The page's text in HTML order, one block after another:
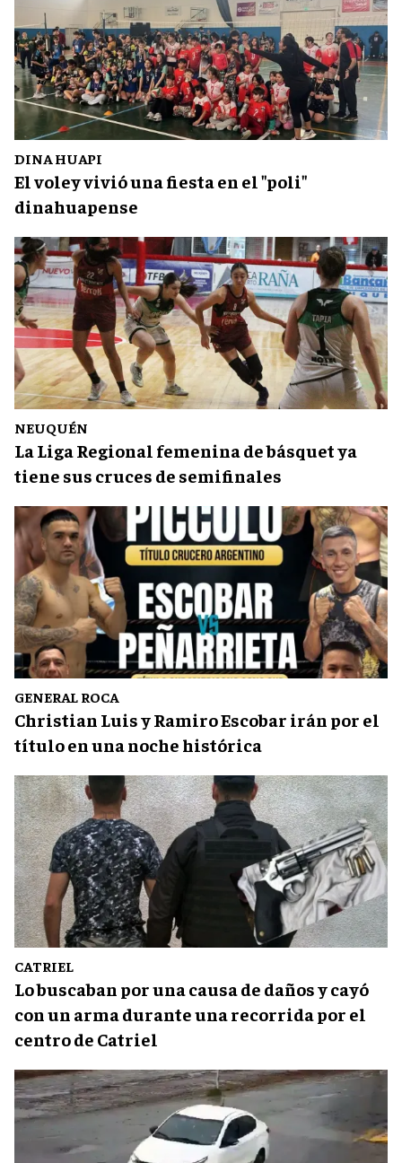
DINA HUAPI
El voley vivió una fiesta en el "poli"
dinahuapense
NEUQUÉN
La Liga Regional femenina de básquet ya
tiene sus cruces de semifinales
GENERAL ROCA
Christian Luis y Ramiro Escobar irán por el
título en una noche histórica
CATRIEL
Lo buscaban por una causa de daños y cayó
con un arma durante una recorrida por el
centro de Catriel